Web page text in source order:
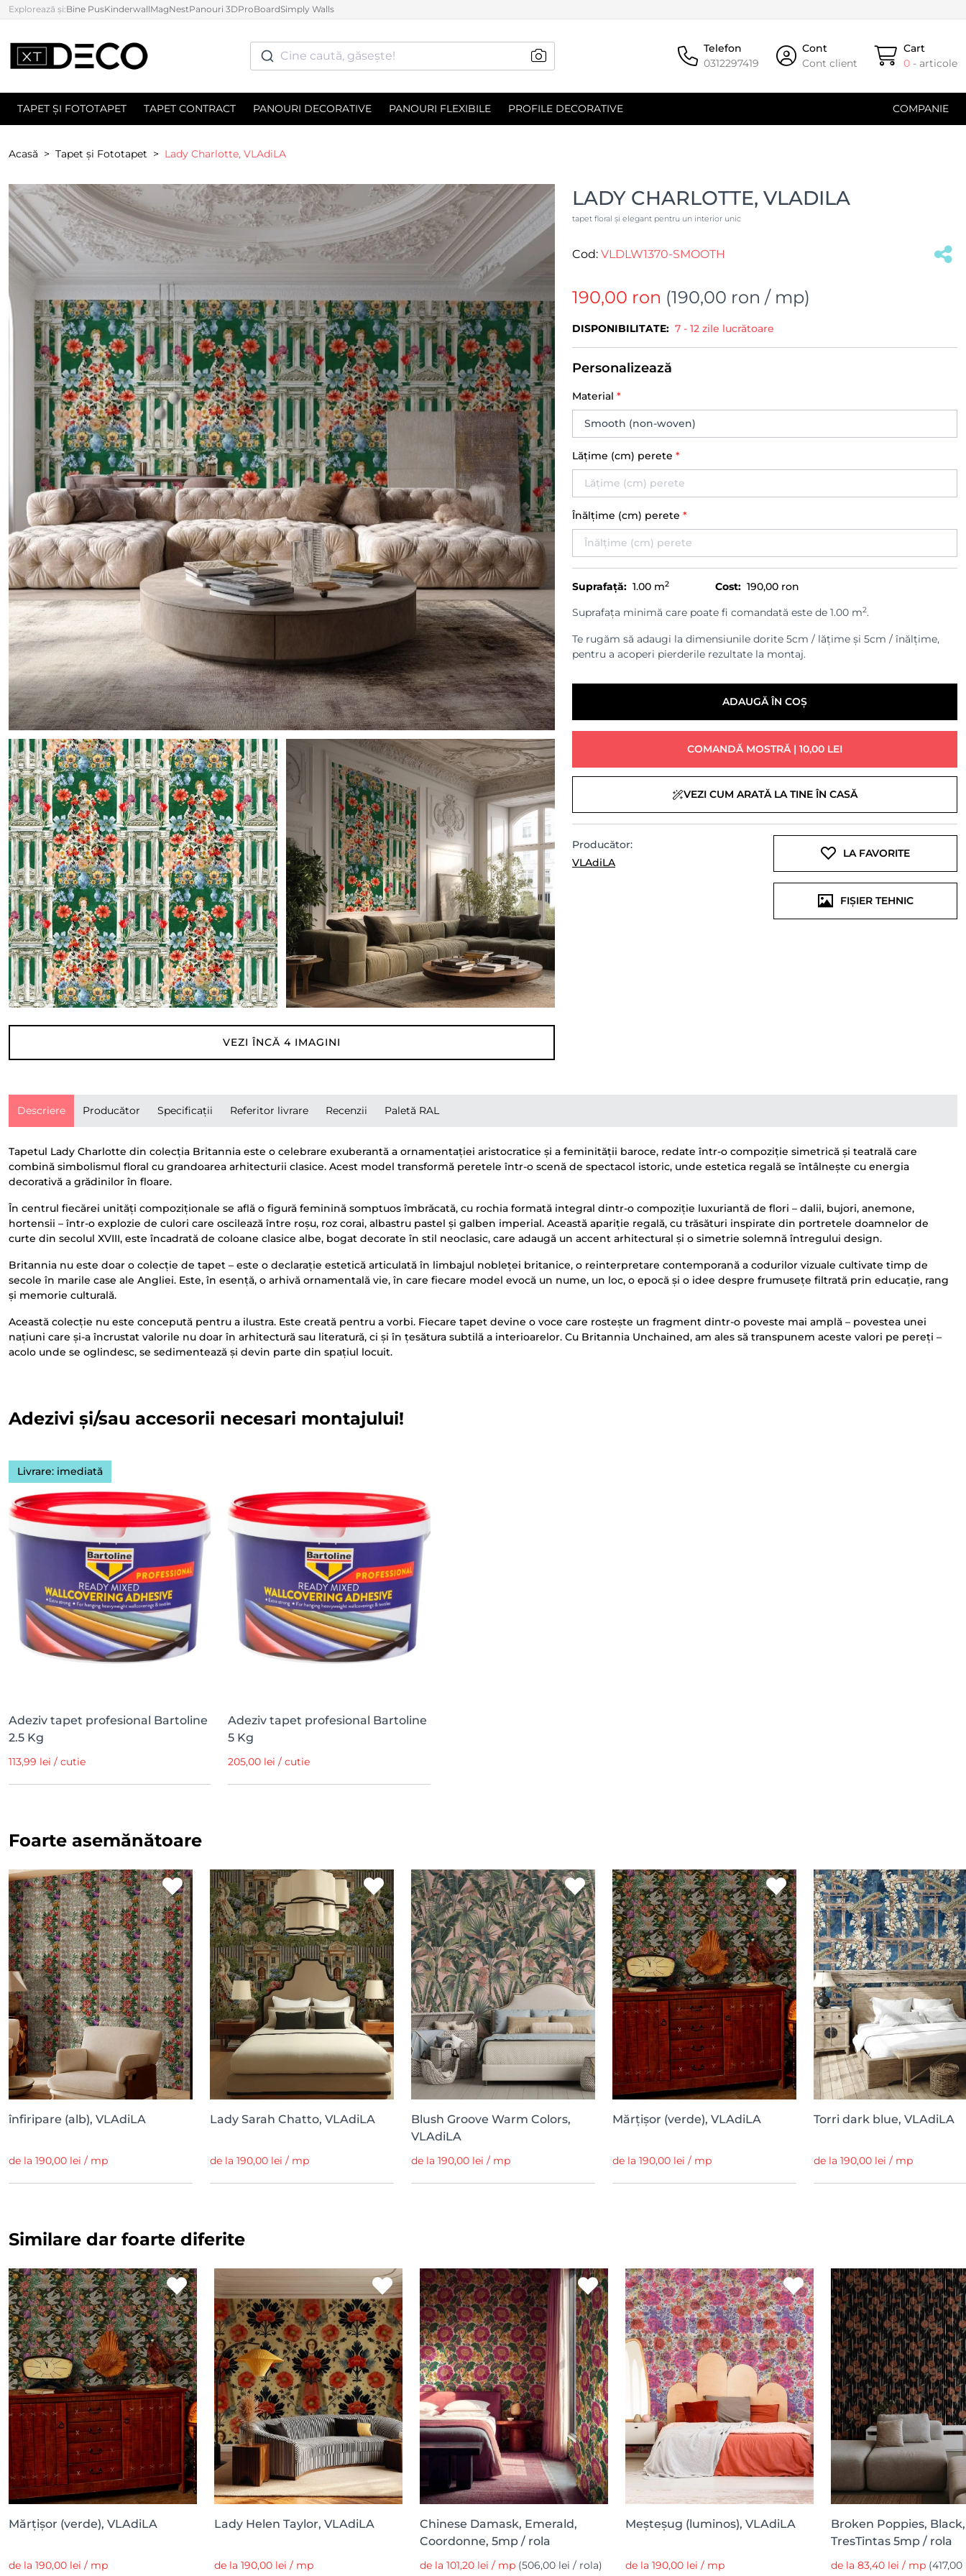
Explorează și:Bine PusKinderwallMagNestPanouri 3DProBoardSimply Walls
Cine caută, găsește!
Telefon
0312297419
Cont
Cont client
Cart
0 - articole
TAPET ȘI FOTOTAPET TAPET CONTRACT PANOURI DECORATIVE PANOURI FLEXIBILE PROFILE DECORATIVE COMPANIE
Acasă Tapet și Fototapet Lady Charlotte, VLAdiLA
VEZI ÎNCĂ 4 IMAGINI
LADY CHARLOTTE, VLADILA
tapet floral și elegant pentru un interior unic
Cod: VLDLW1370-SMOOTH
190,00 ron (190,00 ron / mp)
DISPONIBILITATE: 7 - 12 zile lucrătoare
Personalizează
Material *
Lățime (cm) perete *
Înălțime (cm) perete *
Suprafață: 1.00 m2 Cost: 190,00 ron
Suprafața minimă care poate fi comandată este de 1.00 m2.
Te rugăm să adaugi la dimensiunile dorite 5cm / lățime și 5cm / înălțime,
pentru a acoperi pierderile rezultate la montaj.
ADAUGĂ ÎN COȘ
COMANDĂ MOSTRĂ | 10,00 LEI
VEZI CUM ARATĂ LA TINE ÎN CASĂ
Producător:
VLAdiLA
LA FAVORITE
FIȘIER TEHNIC
Descriere Producător Specificații Referitor livrare Recenzii Paletă RAL
Tapetul Lady Charlotte din colecția Britannia este o celebrare exuberantă a ornamentației aristocratice și a feminității baroce, redate într-o compoziție simetrică și teatrală care
combină simbolismul floral cu grandoarea arhitecturii clasice. Acest model transformă peretele într-o scenă de spectacol istoric, unde estetica regală se întâlnește cu energia
decorativă a grădinilor în floare.
În centrul fiecărei unități compoziționale se află o figură feminină somptuos îmbrăcată, cu rochia formată integral dintr-o compoziție luxuriantă de flori – dalii, bujori, anemone,
hortensii – într-o explozie de culori care oscilează între roșu, roz corai, albastru pastel și galben imperial. Această apariție regală, cu trăsături inspirate din portretele doamnelor de
curte din secolul XVIII, este încadrată de coloane clasice albe, bogat decorate în stil neoclasic, care adaugă un accent arhitectural și o simetrie solemnă întregului design.
Britannia nu este doar o colecție de tapet – este o declarație estetică articulată în limbajul nobleței britanice, o reinterpretare contemporană a codurilor vizuale cultivate timp de
secole în marile case ale Angliei. Este, în esență, o arhivă ornamentală vie, în care fiecare model evocă un nume, un loc, o epocă și o idee despre frumusețe filtrată prin educație, rang
și memorie culturală.
Această colecție nu este concepută pentru a ilustra. Este creată pentru a vorbi. Fiecare tapet devine o voce care rostește un fragment dintr-o poveste mai amplă – povestea unei
națiuni care și-a încrustat valorile nu doar în arhitectură sau literatură, ci și în țesătura subtilă a interioarelor. Cu Britannia Unchained, am ales să transpunem aceste valori pe pereți –
acolo unde se oglindesc, se sedimentează și devin parte din spațiul locuit.
Adezivi și/sau accesorii necesari montajului!
Livrare: imediată
Adeziv tapet profesional Bartoline
2.5 Kg
113,99 lei / cutie
Adeziv tapet profesional Bartoline
5 Kg
205,00 lei / cutie
Foarte asemănătoare
înfiripare (alb), VLAdiLA
de la 190,00 lei / mp
Lady Sarah Chatto, VLAdiLA
de la 190,00 lei / mp
Blush Groove Warm Colors,
VLAdiLA
de la 190,00 lei / mp
Mărțișor (verde), VLAdiLA
de la 190,00 lei / mp
Torri dark blue, VLAdiLA
de la 190,00 lei / mp
Similare dar foarte diferite
Mărțișor (verde), VLAdiLA
de la 190,00 lei / mp
Lady Helen Taylor, VLAdiLA
de la 190,00 lei / mp
Chinese Damask, Emerald,
Coordonne, 5mp / rola
de la 101,20 lei / mp (506,00 lei / rola)
Meșteșug (luminos), VLAdiLA
de la 190,00 lei / mp
Broken Poppies, Black,
TresTintas 5mp / rola
de la 83,40 lei / mp